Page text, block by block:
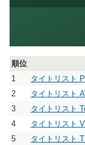
順位
1
タイトリスト
2
タイトリスト
3
タイトリスト
4
タイトリスト
5
タイトリスト